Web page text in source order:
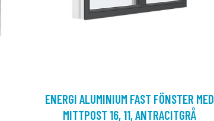
ENERGI ALUMINIUM FAST FÖNSTER MED
MITTPOST 16, 11, ANTRACITGRÅ